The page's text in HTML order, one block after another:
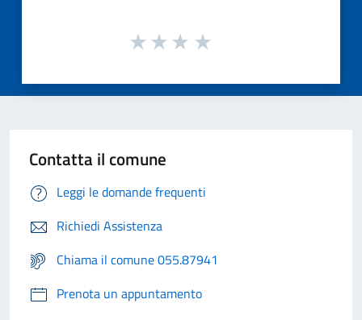
Contatta il comune
Leggi le domande frequenti
Richiedi Assistenza
Chiama il comune 055.87941
Prenota un appuntamento